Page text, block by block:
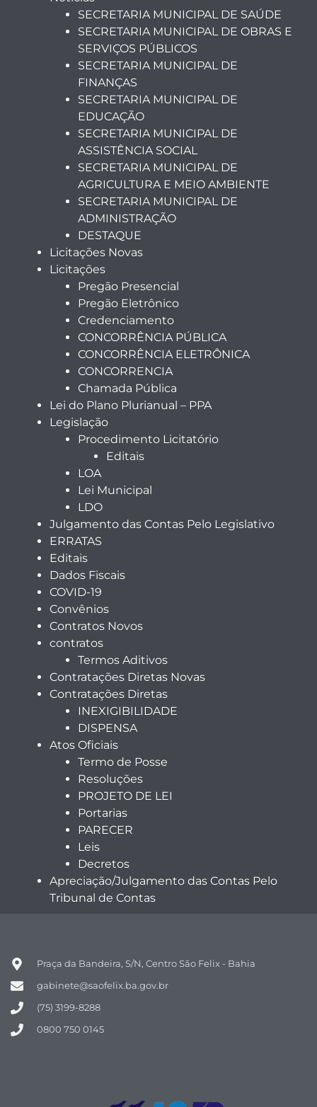
SECRETARIA MUNICIPAL DE SAÚDE
SECRETARIA MUNICIPAL DE OBRAS E
SERVIÇOS PÚBLICOS
SECRETARIA MUNICIPAL DE
FINANÇAS
SECRETARIA MUNICIPAL DE
EDUCAÇÃO
SECRETARIA MUNICIPAL DE
ASSISTÊNCIA SOCIAL
SECRETARIA MUNICIPAL DE
AGRICULTURA E MEIO AMBIENTE
SECRETARIA MUNICIPAL DE
ADMINISTRAÇÃO
DESTAQUE
Licitações Novas
Licitações
Pregão Presencial
Pregão Eletrônico
Credenciamento
CONCORRÊNCIA PÚBLICA
CONCORRÊNCIA ELETRÔNICA
CONCORRENCIA
Chamada Pública
Lei do Plano Plurianual – PPA
Legislação
Procedimento Licitatório
Editais
LOA
Lei Municipal
LDO
Julgamento das Contas Pelo Legislativo
ERRATAS
Editais
Dados Fiscais
COVID-19
Convênios
Contratos Novos
contratos
Termos Aditivos
Contratações Diretas Novas
Contratações Diretas
INEXIGIBILIDADE
DISPENSA
Atos Oficiais
Termo de Posse
Resoluções
PROJETO DE LEI
Portarias
PARECER
Leis
Decretos
Apreciação/Julgamento das Contas Pelo
Tribunal de Contas
Praça da Bandeira, S/N, Centro São Felix - Bahia
gabinete@saofelix.ba.gov.br
(75) 3199-8288
0800 750 0145